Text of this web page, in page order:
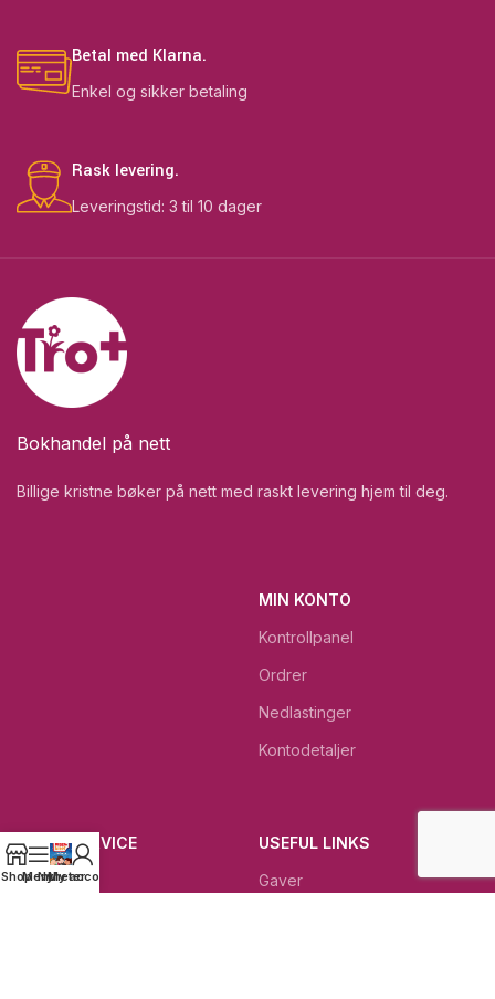
Betal med Klarna.
Enkel og sikker betaling
Rask levering.
Leveringstid: 3 til 10 dager
Bokhandel på nett
Billige kristne bøker på nett med raskt levering hjem til deg.
MIN KONTO
Kontrollpanel
Ordrer
Nedlastinger
Kontodetaljer
KUNDESERVICE
Kontakt
USEFUL LINKS
Gaver
ShopMenuNyheter
My account